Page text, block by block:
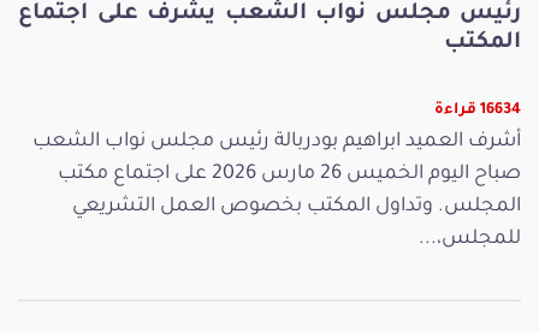
رئيس مجلس نواب الشعب يشرف على اجتماع
المكتب
16634 قراءة
أشرف العميد ابراهيم بودربالة رئيس مجلس نواب الشعب
صباح اليوم الخميس 26 مارس 2026 على اجتماع مكتب
المجلس. وتداول المكتب بخصوص العمل التشريعي
للمجلس،...